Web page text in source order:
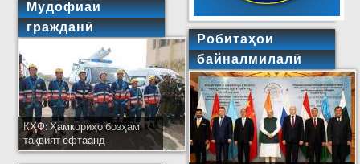
Мудофиаи
гражданӣ
КҲФ: Ҳамкориҳо бозҳам
тақвият ёфтаанд
Робитаҳои
байналмилалӣ